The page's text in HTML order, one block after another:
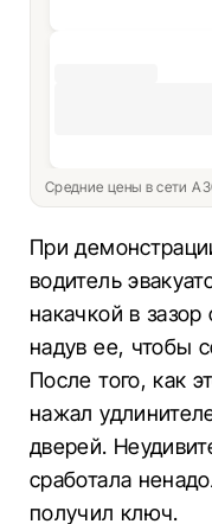
Средние цены в сети
При
водитель
накачкой в
надув ее, чтобы
После того, как
нажал
дверей.
сработала
получил ключ.